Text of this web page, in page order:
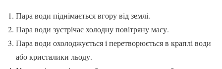
Пара води піднімається вгору від землі.
Пара води зустрічає холодну повітряну масу.
Пара води охолоджується і перетворюється в краплі води
або кристалики льоду.